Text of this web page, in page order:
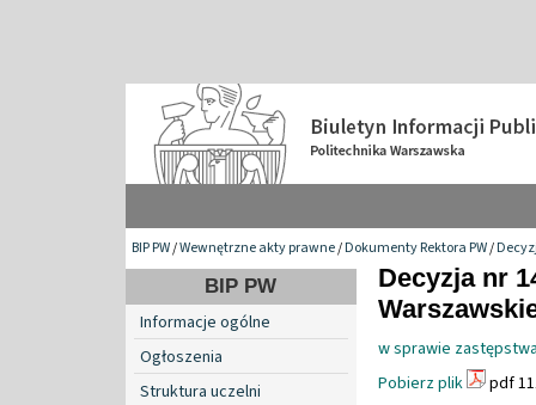
BIP PW/Wewnętrzne akty prawne/Dokumenty Rektora PW/
BIP PW
Informacje ogólne
Ogłoszenia
Struktura uczelni
Decyzja nr
w sprawie
Pobierz plik
pdf